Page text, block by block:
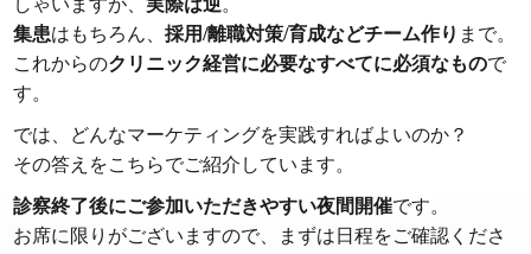
しゃいますが、 実際は逆。
集患はもちろん、 採用/離職対策/育成などチーム作り まで。
これからのクリニック経営に必要なすべてに必須なもので
す。
では、どんなマーケティングを実践すればよいのか？
その答えをこちらでご紹介しています。
診察終了後にご参加いただきやすい夜間開催です。
お席に限りがございますので、まずは日程をご確認くださ